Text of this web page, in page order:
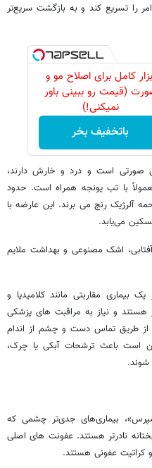
را تسریع کند و به بازگشت سریع‌تر
کامل برای اصلاح مو و
(قیمت رو ببینی باور
نمیکنی!)
باتخفیف بخر
صورتی است و درد و خارش دارند،
با تب یونجه همراه است. حدود
آلرژیک رنج می برند. این عارضه با
می‌یابد.
اشک مصنوعی و بهداشت ملایم
مقاربتی مانند کلامیدیا و
هستند و نیاز به مراقبت های پزشکی
از طریق تماس دست و چشم از اندام
است باعث ترشحات آبکی یا چرک،
بیماری‌های جدی‌تر چشمی که
نادرتر هستند. عفونت های اصلی
و کراتیت عفونی هستند.